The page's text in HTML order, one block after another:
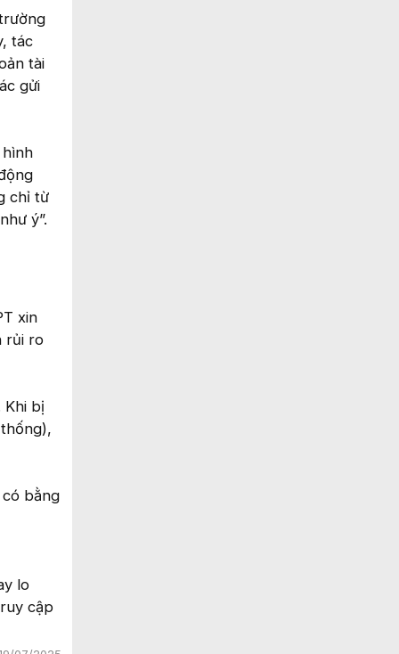
tác
tài
gửi
chỉ từ
ý”.
xin
rủi ro
Khi bị
bằng
lo
cập